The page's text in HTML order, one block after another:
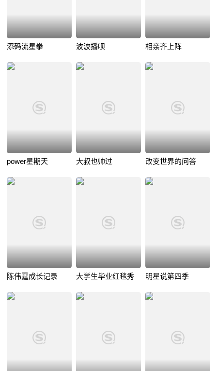
添码流星拳 波波播呗 相亲齐上阵
power星期天 大叔也帅过 改变世界的问答
陈伟霆成长记录 大学生毕业红毯秀 明星说第四季